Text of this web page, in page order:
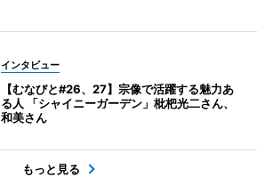
インタビュー
【むなびと#26、27】宗像で活躍する魅力あ
る人 「シャイニーガーデン」枇杷光二さん、
和美さん
もっと見る